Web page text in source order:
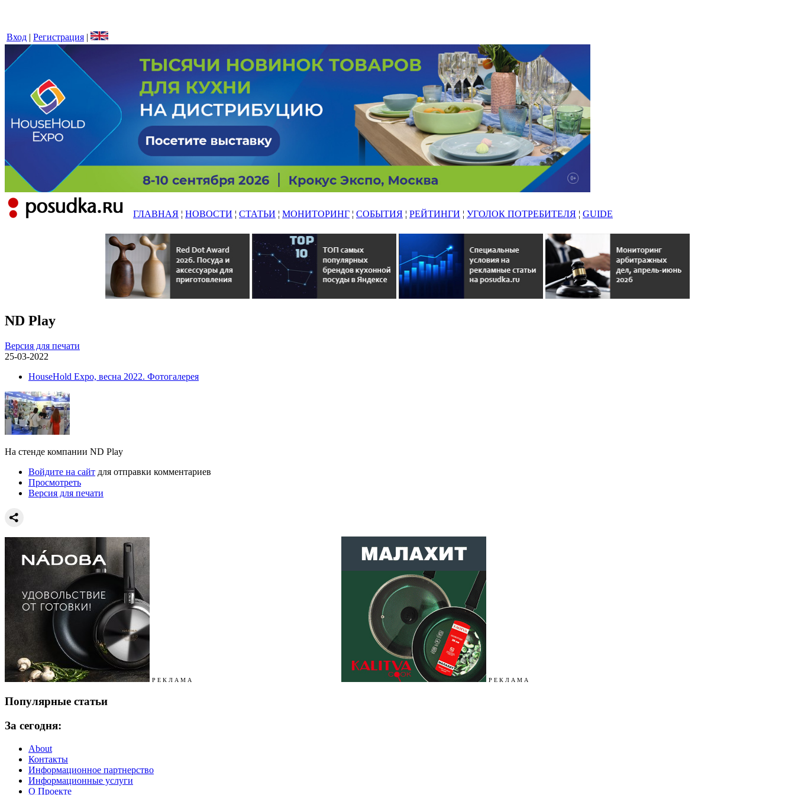
Вход | Регистрация |
ГЛАВНАЯ ¦ НОВОСТИ ¦ СТАТЬИ ¦ МОНИТОРИНГ ¦ СОБЫТИЯ ¦ РЕЙТИНГИ ¦ УГОЛОК ПОТРЕБИТЕЛЯ ¦ GUIDE
ND Play
Версия для печати
25-03-2022
HouseHold Expo, весна 2022. Фотогалерея
На стенде компании ND Play
Войдите на сайт для отправки комментариев
Просмотреть
Версия для печати
Р Е К Л А М А Р Е К Л А М А
Популярные статьи
За сегодня:
About
Контакты
Информационное партнерство
Информационные услуги
О Проекте